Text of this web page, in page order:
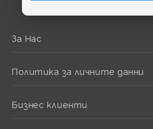
За Нас
Политика за личните данни
Бизнес клиенти